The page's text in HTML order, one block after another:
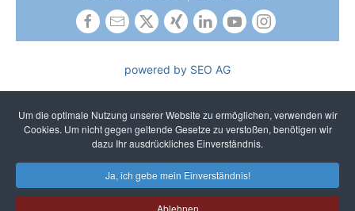
Um die optimale Nutzung unserer Website zu ermöglichen, verwenden wir
Cookies. Um nicht gegen geltende Gesetze zu verstoßen, benötigen wir
dazu Ihr ausdrückliches Einverständnis.
Ja, ich gebe mein Einverständnis!
Ablehnen
powered by SEO AG
gehört zu unseren gelebten Kernwerten. In Texten verzichten
wir auf sprachliches Gendern, um ein einheitliches und
unkompliziertes Lesen zu gewährleisten. Selbstverständlich